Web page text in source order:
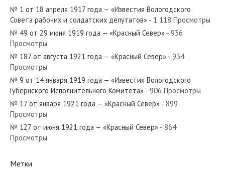
№ 1 от января 1953 года — «Красный Север»
№ 86 от апреля 1978 года — «Красный Север»
№ 175 от июля 1980 года — «Красный Север»
№ 1 от 18 апреля 1917 года — «Известия Вологодского
Совета рабочих и солдатских депутатов» - 1 118 Просмотры
№ 49 от 29 июня 1919 года — «Красный Север» - 936
Просмотры
№ 187 от августа 1921 года — «Красный Север» - 934
Просмотры
№ 9 от 14 января 1919 года — «Известия Вологодского
Губернского Исполнительного Комитета» - 906 Просмотры
№ 17 от января 1921 года — «Красный Север» - 899
Просмотры
№ 127 от июня 1921 года — «Красный Север» - 864
Просмотры
Метки